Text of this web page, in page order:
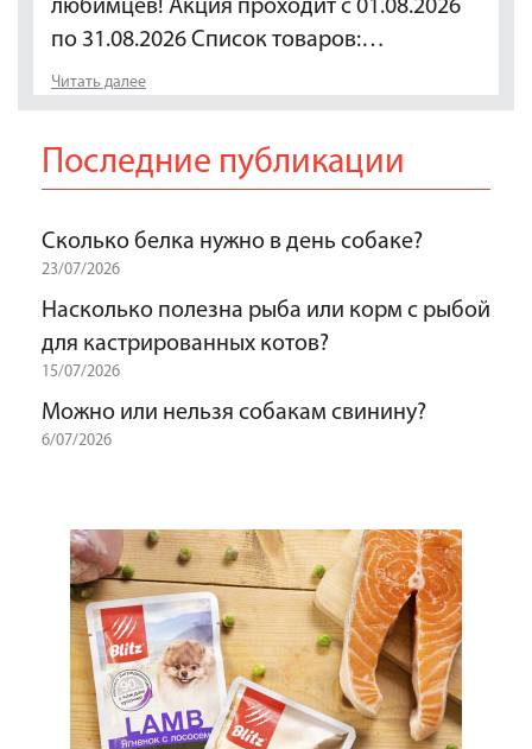
любимцев! Акция проходит с 01.08.2026
по 31.08.2026 Список товаров:…
Читать далее
Последние публикации
Сколько белка нужно в день собаке?
23/07/2026
Насколько полезна рыба или корм с рыбой
для кастрированных котов?
15/07/2026
Можно или нельзя собакам свинину?
6/07/2026